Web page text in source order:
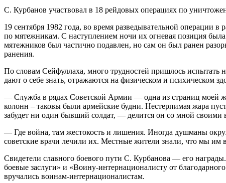
С. Курбанов участвовал в 18 рейдовых операциях по
19 сентября 1982 года, во время разведывательной операции
по мятежникам. С наступлением ночи их огневая позиция была
мятежников был частично подавлен, но сам он был ранен
ранения.
По словам Сейфуллаха, много трудностей пришлось испытать
дают о себе знать, отражаются на физическом и психическом
— Служба в рядах Советской Армии — одна из страниц моей
колонн – таковы были армейские будни. Нестерпимая жара
забудет ни один бывший солдат, — делится он со мной своими
— Где война, там жестокость и лишения. Иногда душманы
советские врачи лечили их. Местные жители знали, что мы
Свидетели славного боевого пути С. Курбанова — его
боевые заслуги» и «Воину-интернационалисту от
вручались воинам-интернационалистам.